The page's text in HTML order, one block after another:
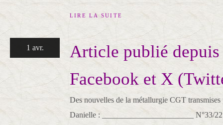
LIRE LA SUITE
1 avr.
Article publié
Facebook et X
Des nouvelles de la métallurgie CGT transmises
Danielle : _______________________ N°33/